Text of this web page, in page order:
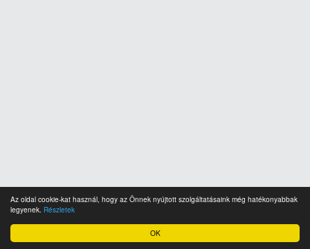
OK
Az oldal cookie-kat használ, hogy az Önnek nyújtott szolgáltatásaink még hatékonyabbak
legyenek. Részletek